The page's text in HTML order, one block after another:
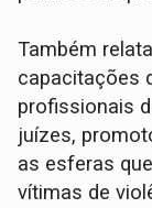
Também
capacitações
profissionais
juízes,
as esferas
vítimas de